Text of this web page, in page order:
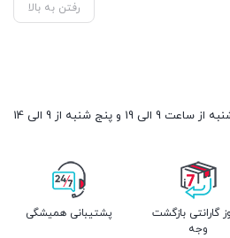
رفتن به بالا
پنج شنبه از 9 الی 14
گارانتی بازگشت
وجه
پشتیبانی همیشگی